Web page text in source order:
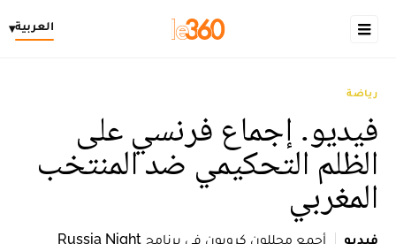
العربية▾
رياضة
فيديو. إجماع فرنسي على
الظلم التحكيمي ضد المنتخب
المغربي
فيديو
أجمع محللون كرويون في برنامج Russia Night